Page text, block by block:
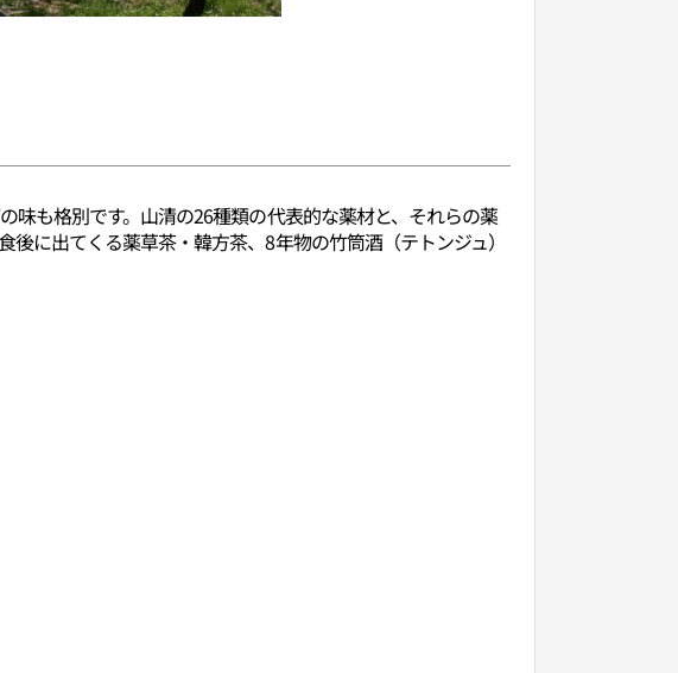
味も格別です。山清の26種類の代表的な薬材と、それらの薬
に出てくる薬草茶・韓方茶、8年物の竹筒酒（テトンジュ）